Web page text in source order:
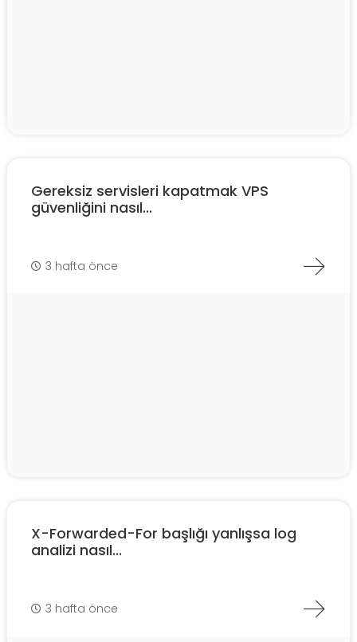
Gereksiz servisleri kapatmak VPS
güvenliğini nasıl...
3 hafta önce
X-Forwarded-For başlığı yanlışsa log
analizi nasıl...
3 hafta önce